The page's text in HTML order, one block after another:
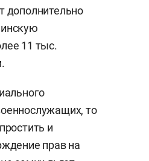
дополнительно
11 тыс.
то
и
прав на